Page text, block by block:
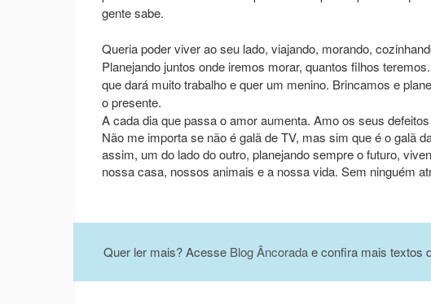
gente sabe.
Queria poder viver ao seu lado, viajando, morando,
Planejando juntos onde iremos morar, quantos filhos
que dará muito trabalho e quer um menino. Brincamos e
o presente.
A cada dia que passa o amor aumenta. Amo os seus
Não me importa se não é galã de TV, mas sim que é o galã
assim, um do lado do outro, planejando sempre o futuro,
nossa casa, nossos animais e a nossa vida. Sem ninguém
Quer ler mais? Acesse Blog Âncoradae confira mais textos